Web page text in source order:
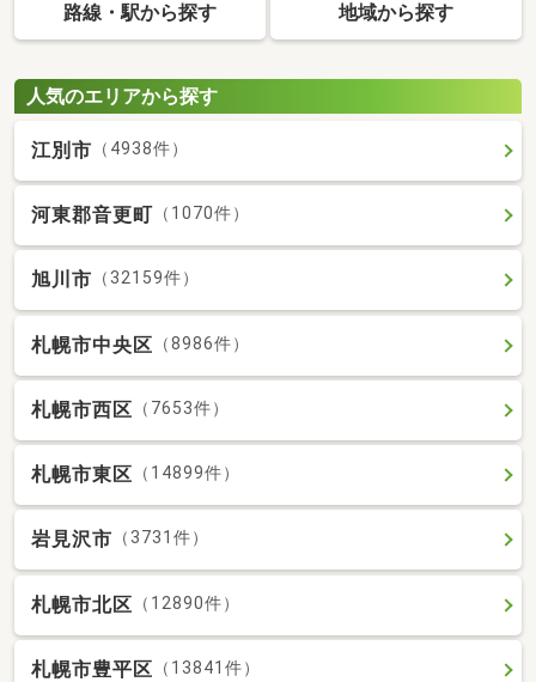
路線・駅から探す 地域から探す
人気のエリアから探す
江別市 （4938件）
河東郡音更町 （1070件）
旭川市 （32159件）
札幌市中央区 （8986件）
札幌市西区 （7653件）
札幌市東区 （14899件）
岩見沢市 （3731件）
札幌市北区 （12890件）
札幌市豊平区 （13841件）